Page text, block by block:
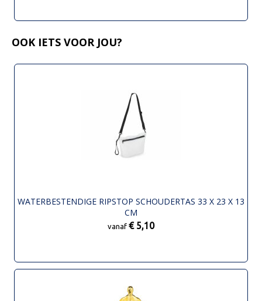
OOK IETS VOOR JOU?
WATERBESTENDIGE RIPSTOP SCHOUDERTAS 33 X 23 X 13
CM
vanaf € 5,10